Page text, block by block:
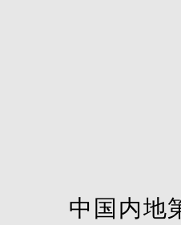
中国内地第